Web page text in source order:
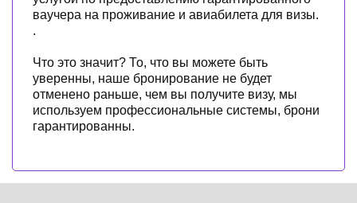
ваучера на проживание и авиабилета для визы.
.
Что это значит? То, что вы можете быть
уверенны, наше бронирование не будет
отменено раньше, чем вы получите визу, мы
используем профессиональные системы, брони
гарантированны.